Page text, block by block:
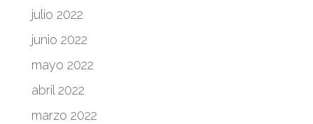
julio 2022
junio 2022
mayo 2022
abril 2022
marzo 2022